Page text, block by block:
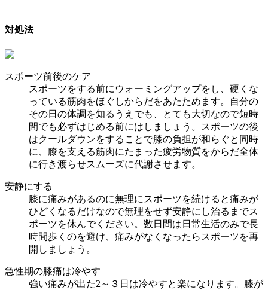
対処法
スポーツ前後のケア
スポーツをする前にウォーミングアップをし、硬くな
っている筋肉をほぐしからだをあたためます。自分の
その日の体調を知るうえでも、とても大切なので短時
間でも必ずはじめる前にはしましょう。スポーツの後
はクールダウンをすることで膝の負担が和らぐと同時
に、膝を支える筋肉にたまった疲労物質をからだ全体
に行き渡らせスムーズに代謝させます。
安静にする
膝に痛みがあるのに無理にスポーツを続けると痛みが
ひどくなるだけなので無理をせず安静にし治るまでス
ポーツを休んでください。数日間は日常生活のみで長
時間歩くのを避け、痛みがなくなったらスポーツを再
開しましょう。
急性期の膝痛は冷やす
強い痛みが出た2～３日は冷やすと楽になります。膝が